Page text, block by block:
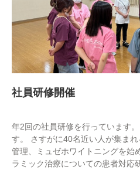
社員研修開催
年2回の社員研修を行っています
す。 さすがに40名近い人が集ま
管理、ミュゼホワイトニングを始
ラミック治療についての患者対応